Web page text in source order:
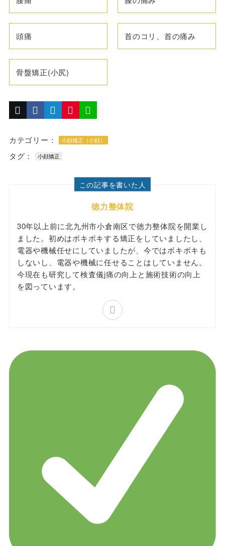
頭痛 首のコリ、首の痛み
骨盤矯正(小尻)
カテゴリー： 小顔矯正（小顔）
タグ： 小顔矯正
この記事を書いた人
徳力整体院
30年以上前に北九州市小倉南区で徳力整体院を開業し
ました。初めはボキボキする矯正をしていましたし、
電器や機械任せにしていましたが、今ではボキボキも
しないし、電器や機械に任せることはしていません。
今現在も研究して検査儀j痛の向上と施術技術の向上
を図っています。